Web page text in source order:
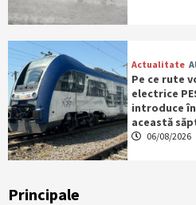
Actualitate
Pe ce rute
electrice
introduce
această
06/08/2026
Principale